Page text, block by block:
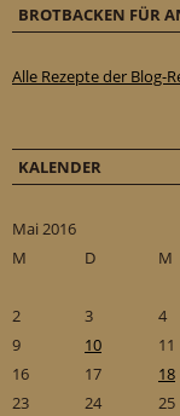
BROTBACKEN FÜR
Alle Rezepte der Blog-
KALENDER
Mai 2016
M
D M
2
3 4
9
10 11
16
17 18
23
24 25